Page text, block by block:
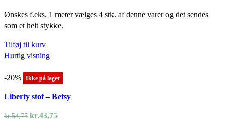
Ønskes f.eks. 1 meter vælges 4 stk. af denne varer og det sendes
som et helt stykke.
Tilføj til kurv
Hurtig visning
-20% Ikke på lager
Liberty stof – Betsy
kr.54,75 Den
kr.43,75Den